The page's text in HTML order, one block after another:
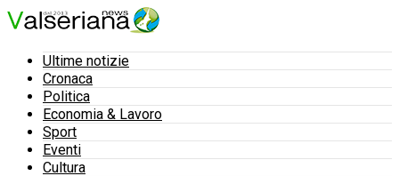
Ultime notizie
Cronaca
Politica
Economia & Lavoro
Sport
Eventi
Cultura